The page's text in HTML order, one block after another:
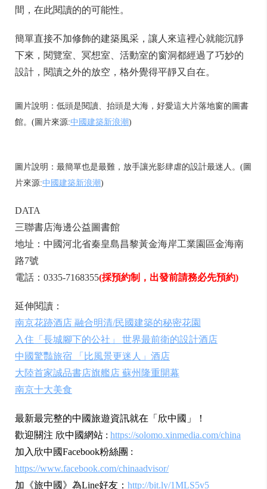
間，在此閱讀的的可能性。
簡單直接不加修飾的建築風采，讓人來這裡心就能沉靜
下來，閱覽室、冥想室、活動室的窗洞都經過了巧妙的
設計，閱讀之外的放空，格外覺得平靜又自在。
圖片說明：低頭是閱讀、抬頭是大海，好愛這大片落地窗的圖書
館。(圖片來源:中國建築新浪潮)
圖片說明：最簡單也是最難，放手讓光影肆虐的設計最迷人。(圖
片來源:中國建築新浪潮)
DATA
三聯書店海邊公益圖書館
地址：中國河北省秦皇島昌黎黃金海岸工業園區金海南
路7號
電話：0335-7168355(採預約制，出發前請務必先預約)
延伸閱讀：
南京花跡酒店 融合明清/民國建築的秘密花園
入住「長城腳下的公社」 世界最前衛的設計酒店
中國驚豔旅宿 「比風景更迷人」酒店
大陸首家誠品書店旗艦店 蘇州隆重開幕
南京十大美食
最新最完整的中國旅遊資訊就在「欣中國」！
歡迎關注 欣中國網站 : https://solomo.xinmedia.com/china
加入欣中國Facebook粉絲團 :
https://www.facebook.com/chinaadvisor/
加《旅中國》為Line好友： http://bit.ly/1MLS5v5